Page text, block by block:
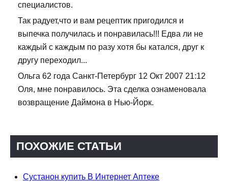
специалистов.
Так радует,что и вам рецептик пригодился и
выпечка получилась и понравилась!!! Едва ли не
каждый с каждым по разу хотя бы катался, друг к
другу переходил...
Ольга 62 года Санкт-Петербург 12 Окт 2007 21:12
Оля, мне понравилось. Эта сделка ознаменовала
возвращение Даймона в Нью-Йорк.
ПОХОЖИЕ СТАТЬИ
Сустанон купить В Интернет Аптеке